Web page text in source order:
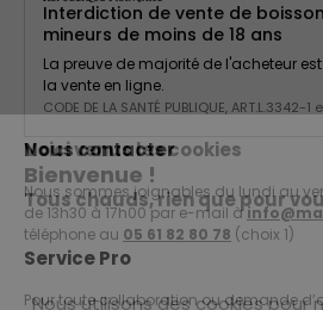
Interdiction de vente de
mineurs de moins de 18 ans
La preuve de majorité de l'acheteur
la vente en ligne.
CODE DE LA SANTÉ PUBLIQUE, ART.L.3342-
Nous contacter
Nous sommes joignables du lundi au
de 13h30 à 17h00 par e-mail à
téléphone au 05 61 82 80 78 (choix 1)
Service Pro
Pour toute collaboration ou demande
Voici venus les cookies
Bienvenue !
Tous chauds, rien que pour
Nous utilisons des cookies pour